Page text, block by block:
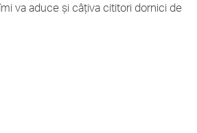
va aduce și câțiva cititori dornici de